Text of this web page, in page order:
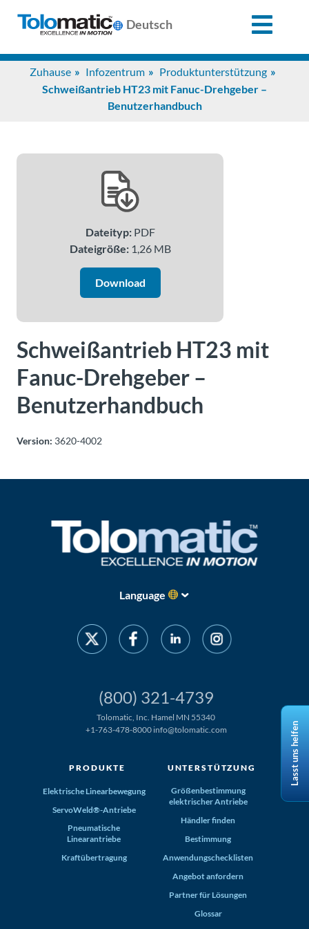
Deutsch
Zuhause Infozentrum
Produktunterstützung
Schweißantrieb HT23 mit Fanuc-Drehgeber –
Benutzerhandbuch
Dateityp:PDF
Dateigröße:1,26 MB
Download
Schweißantrieb HT23 mit
Fanuc-Drehgeber –
Benutzerhandbuch
Version: 3620-4002
Language
(800) 321-4739
Tolomatic, Inc. Hamel MN 55340
+1-763-478-8000 info@tolomatic.com
PRODUKTE
Elektrische Linearbewegung
ServoWeld®-Antriebe
Pneumatische
Linearantriebe
Kraftübertragung
UNTERSTÜTZUNG
Größenbestimmung
elektrischer Antriebe
Händler finden
Bestimmung
Anwendungschecklisten
Angebot anfordern
Partner für Lösungen
Glossar
Search
Unterstützung
Anwendungen
Über
Kontakt
zu einem
Ingenieur
Lasst uns helfen